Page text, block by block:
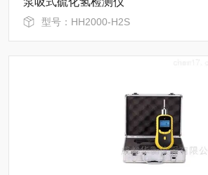
型号：HH2000-H2S